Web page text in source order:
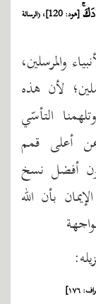
[هود: 120]، (الرسالة
والمرسلين،
لأن هذه
التأسّي
أعلى قمم
أفضل نسخ
بأن الله
١٧٦]